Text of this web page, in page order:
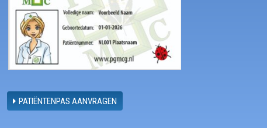
PATIËNTENPAS AANVRAGEN